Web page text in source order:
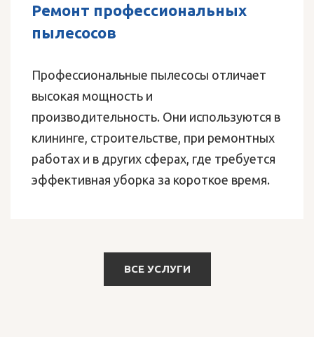
Ремонт профессиональных
пылесосов
Профессиональные пылесосы отличает
высокая мощность и
производительность. Они используются в
клининге, строительстве, при ремонтных
работах и в других сферах, где требуется
эффективная уборка за короткое время.
ВСЕ УСЛУГИ